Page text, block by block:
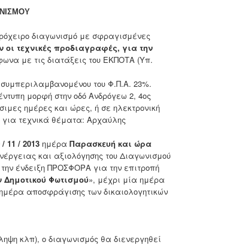
διαγωνισμό με σφραγισμένες
οι τεχνικές προδιαγραφές, για την
με τις διατάξεις του ΕΚΠΟΤΑ (Υπ.
συμπεριλαμβανομένου του Φ.Π.Α. 23%.
μορφή στην οδό Ανδρόγεω 2, 4ος
ημέρες και ώρες, ή σε ηλεκτρονική
τεχνικά θέματα: Αρχαύλης
/ 11 / 2013ημέρα Παρασκευή και ώρα
και αξιολόγησης του Διαγωνισμού
ένδειξη ΠΡΟΣΦΟΡΑ για την επιτροπή
Δημοτικού Φωτισμού», μέχρι μία ημέρα
αποσφράγισης των δικαιολογητικών
κλπ), ο διαγωνισμός θα διενεργηθεί